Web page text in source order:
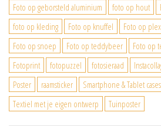
Foto op geborsteld aluminium
foto op hout
foto op kleding
Foto op knuffel Foto op
Foto op snoep
Foto op teddybeer Foto op
Fotoprint
fotopuzzel fotosieraad
Poster
raamsticker
Smartphone & Tablet cases
Textiel met je eigen ontwerp
Tuinposter